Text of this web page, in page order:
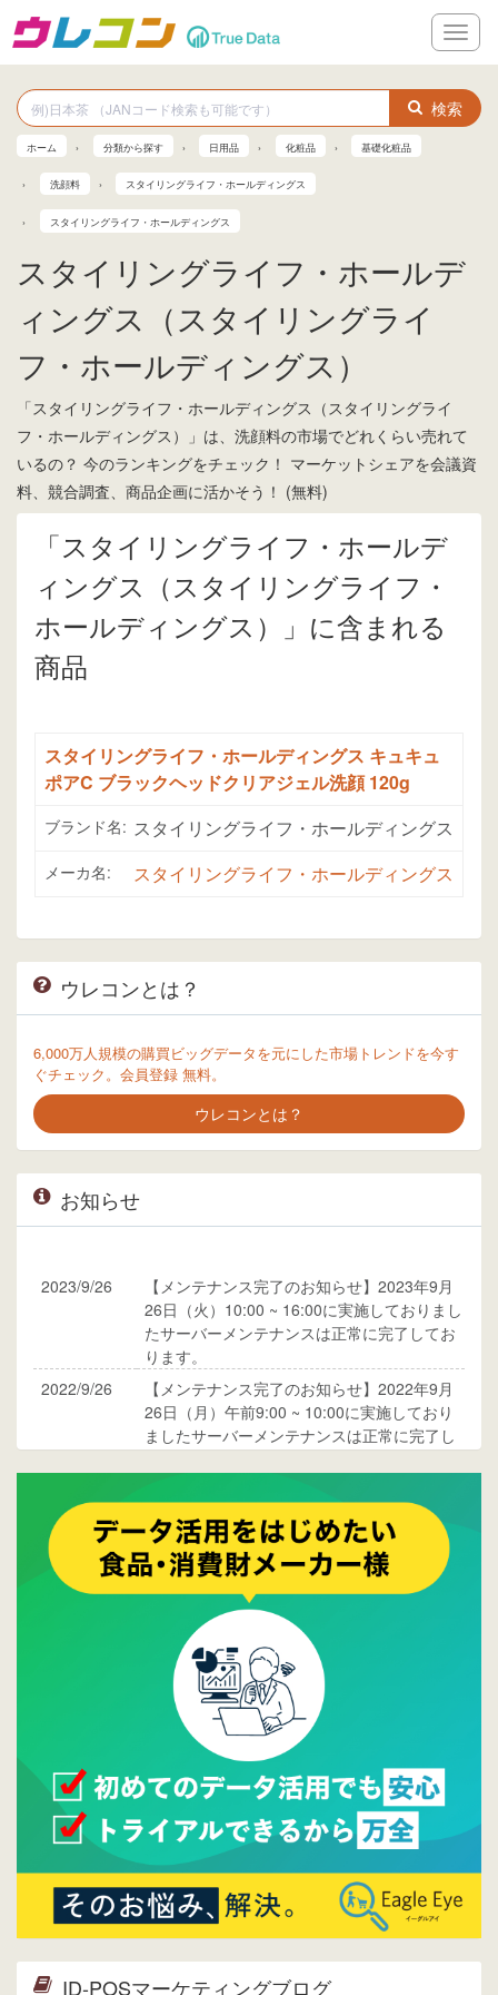
メ
ニ
ー
検索
ホーム 分類から探す 日用品 化粧品 基礎化粧品
洗顔料 スタイリングライフ・ホールディングス
スタイリングライフ・ホールディングス
スタイリングライフ・ホールデ
ィングス（スタイリングライ
フ・ホールディングス）
「スタイリングライフ・ホールディングス（スタイリングライ
フ・ホールディングス）」は、洗顔料の市場でどれくらい売れて
いるの？ 今のランキングをチェック！ マーケットシェアを会議資
料、競合調査、商品企画に活かそう！ (無料)
「スタイリングライフ・ホールデ
ィングス（スタイリングライフ・
ホールディングス）」に含まれる
商品
スタイリングライフ・ホールディングス キュキュ
ポアC ブラックヘッドクリアジェル洗顔 120g
ブランド名: スタイリングライフ・ホールディングス
メーカ名: スタイリングライフ・ホールディングス
ウレコンとは？
6,000万人規模の購買ビッグデータを元にした市場トレンドを今す
ぐチェック。会員登録 無料。
ウレコンとは？
お知らせ
2023/9/26
【メンテナンス完了のお知らせ】2023年9月
26日（火）10:00 ~ 16:00に実施しておりまし
たサーバーメンテナンスは正常に完了してお
ります。
2022/9/26
【メンテナンス完了のお知らせ】2022年9月
26日（月）午前9:00 ~ 10:00に実施しており
ましたサーバーメンテナンスは正常に完了し
ご覧ください。
2015/10/19
ウレコンのサイト機能を大幅バージョンアッ
プ。詳細はこちら。⇒告知ページへ
2015/09/28
ウレコンが機能拡充し、サイトリニューアル
しました。⇒
ウレコンFacebook
Facebookページを開設しました。詳細は
ら。
ウレコンサイトリリースしました。
ID-POSマーケティングブログ